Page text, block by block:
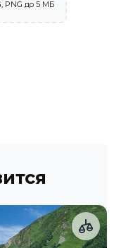
PNG до 5 МБ